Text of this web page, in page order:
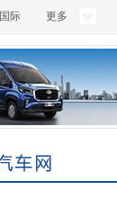
国际 更多